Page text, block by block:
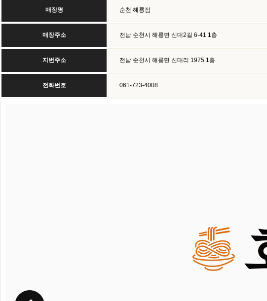
매장명 순천 해룡점
매장주소 전남 순천시 해룡면 신대2길 6-41 1층
지번주소 전남 순천시 해룡면 신대리 1975 1층
전화번호 061-723-4008